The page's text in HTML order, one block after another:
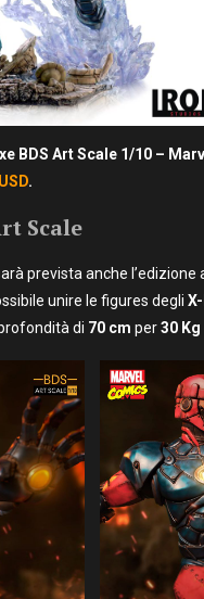
BDS Art Scale 1/10 –
.
Scale
prevista anche
unire le figures degli
di 70 cm per30 Kg